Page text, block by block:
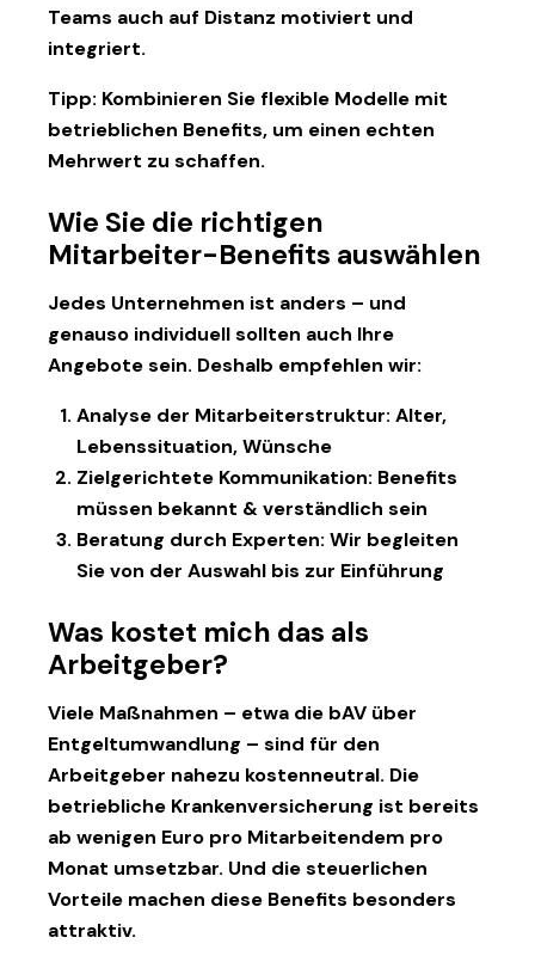
Teams auch auf Distanz motiviert und
integriert.
Tipp: Kombinieren Sie flexible Modelle mit
betrieblichen Benefits, um einen echten
Mehrwert zu schaffen.
Wie Sie die richtigen
Mitarbeiter-Benefits auswählen
Jedes Unternehmen ist anders – und
genauso individuell sollten auch Ihre
Angebote sein. Deshalb empfehlen wir:
Analyse der Mitarbeiterstruktur: Alter,
Lebenssituation, Wünsche
Zielgerichtete Kommunikation: Benefits
müssen bekannt & verständlich sein
Beratung durch Experten: Wir begleiten
Sie von der Auswahl bis zur Einführung
Was kostet mich das als
Arbeitgeber?
Viele Maßnahmen – etwa die bAV über
Entgeltumwandlung – sind für den
Arbeitgeber nahezu kostenneutral. Die
betriebliche Krankenversicherung ist bereits
ab wenigen Euro pro Mitarbeitendem pro
Monat umsetzbar. Und die steuerlichen
Vorteile machen diese Benefits besonders
attraktiv.